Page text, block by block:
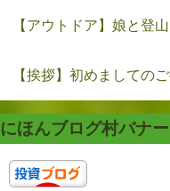
【アウトドア】娘と登山
【挨拶】初めましての
にほんブログ村バナー